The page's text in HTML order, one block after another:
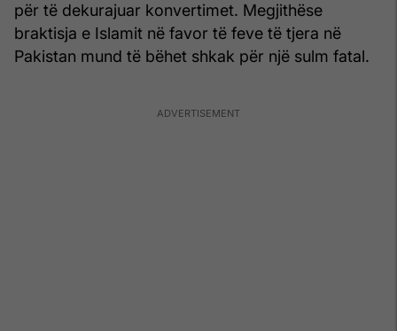
për të dekurajuar konvertimet. Megjithëse
braktisja e Islamit në favor të feve të tjera në
Pakistan mund të bëhet shkak për një sulm fatal.